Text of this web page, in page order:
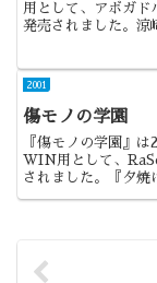
用として、アボガド
発売されました。涼
続編になります。
2001
傷モノの学園
『傷モノの学園』は
WIN用として、
されました。『夕焼